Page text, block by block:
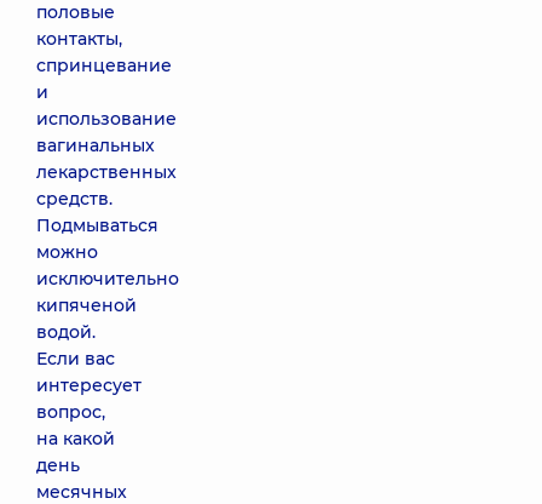
половые
контакты,
спринцевание
и
использование
вагинальных
лекарственных
средств.
Подмываться
можно
исключительно
кипяченой
водой.
Если вас
интересует
вопрос,
на какой
день
месячных